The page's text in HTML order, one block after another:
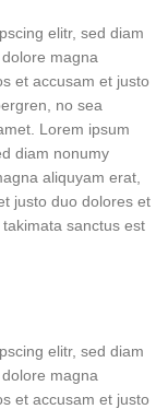
elitr, sed diam
magna
et accusam et justo
no sea
Lorem ipsum
diam nonumy
aliquyam erat,
justo duo dolores et
sanctus est
elitr, sed diam
magna
et accusam et justo